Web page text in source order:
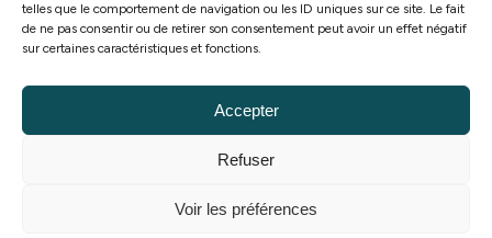
telles que le comportement de navigation ou les ID uniques sur ce site. Le fait
de ne pas consentir ou de retirer son consentement peut avoir un effet négatif
sur certaines caractéristiques et fonctions.
Accepter
Refuser
Voir les préférences
BE 0449.572.828
Conditions générales de vente
Politique de cookies
Stratégie marketing & site web par